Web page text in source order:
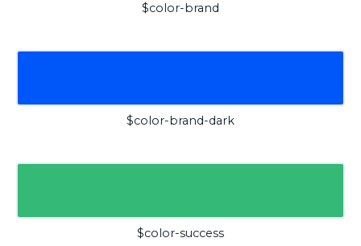
$color-brand
$color-brand-dark
$color-success